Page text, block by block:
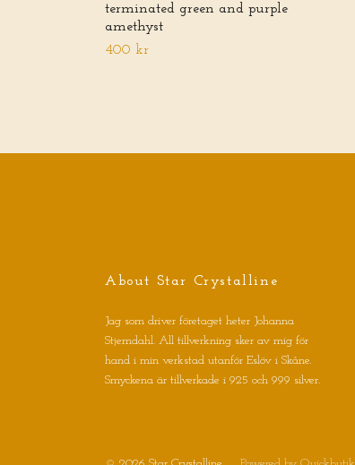
terminated green and purple
amethyst
400 kr
About Star Crystalline
Jag som driver företaget heter Johanna
Stjerndahl. All tillverkning sker av mig för
hand i min verkstad utanför Eslöv i Skåne.
Smyckena är tillverkade i 925 och 999 silver.